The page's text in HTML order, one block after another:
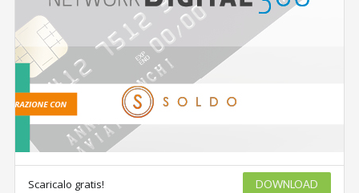
Scaricalo gratis! DOWNLOAD